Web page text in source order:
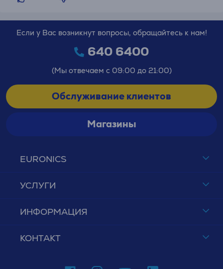
EURONICS
УСЛУГИ
ИНФОРМАЦИЯ
КОНТАКТ
Если у Вас возникнут вопросы, обращайтесь к нам!
640 6400
(Мы отвечаем с 09:00 до 21:00)
Обслуживание клиентов
Магазины